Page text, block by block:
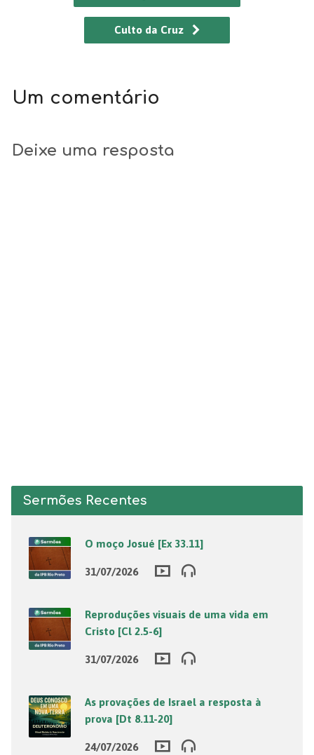
Culto da Cruz
Um comentário
Deixe uma resposta
Sermões Recentes
O moço Josué [Ex 33.11]
31/07/2026
Reproduções visuais de uma vida em
Cristo [Cl 2.5-6]
31/07/2026
As provações de Israel a resposta à
prova [Dt 8.11-20]
24/07/2026